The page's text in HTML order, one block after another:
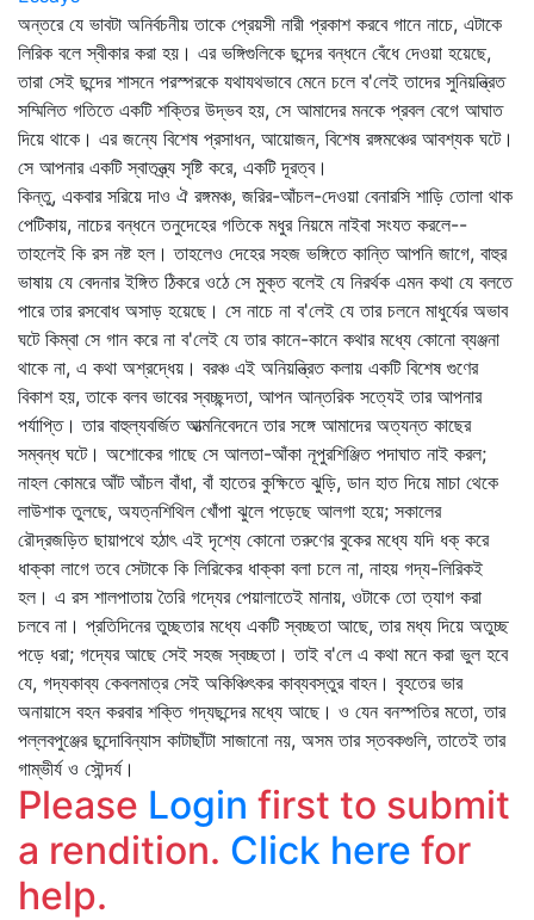
অন্তরে যে ভাবটা অনির্বচনীয় তাকে প্রেয়সী নারী প্রকাশ করবে গানে নাচে, এটাকে
লিরিক বলে স্বীকার করা হয়। এর ভঙ্গিগুলিকে ছন্দের বন্ধনে বেঁধে দেওয়া হয়েছে,
তারা সেই ছন্দের শাসনে পরস্পরকে যথাযথভাবে মেনে চলে ব'লেই তাদের সুনিয়ন্ত্রিত
সম্মিলিত গতিতে একটি শক্তির উদ্ভব হয়, সে আমাদের মনকে প্রবল বেগে আঘাত
দিয়ে থাকে। এর জন্যে বিশেষ প্রসাধন, আয়োজন, বিশেষ রঙ্গমঞ্চের আবশ্যক ঘটে।
সে আপনার একটি স্বাতন্ত্র্য সৃষ্টি করে, একটি দূরত্ব।
কিন্তু, একবার সরিয়ে দাও ঐ রঙ্গমঞ্চ, জরির-আঁচল-দেওয়া বেনারসি শাড়ি তোলা থাক
পেটিকায়, নাচের বন্ধনে তনুদেহের গতিকে মধুর নিয়মে নাইবা সংযত করলে--
তাহলেই কি রস নষ্ট হল। তাহলেও দেহের সহজ ভঙ্গিতে কান্তি আপনি জাগে, বাহুর
ভাষায় যে বেদনার ইঙ্গিত ঠিকরে ওঠে সে মুক্ত বলেই যে নিরর্থক এমন কথা যে বলতে
পারে তার রসবোধ অসাড় হয়েছে। সে নাচে না ব'লেই যে তার চলনে মাধুর্যের অভাব
ঘটে কিম্বা সে গান করে না ব'লেই যে তার কানে-কানে কথার মধ্যে কোনো ব্যঞ্জনা
থাকে না, এ কথা অশ্রদ্ধেয়। বরঞ্চ এই অনিয়ন্ত্রিত কলায় একটি বিশেষ গুণের
বিকাশ হয়, তাকে বলব ভাবের স্বচ্ছন্দতা, আপন আন্তরিক সত্যেই তার আপনার
পর্যাপ্তি। তার বাহুল্যবর্জিত আত্মনিবেদনে তার সঙ্গে আমাদের অত্যন্ত কাছের
সম্বন্ধ ঘটে। অশোকের গাছে সে আলতা-আঁকা নূপুরশিঞ্জিত পদাঘাত নাই করল;
নাহল কোমরে আঁট আঁচল বাঁধা, বাঁ হাতের কুক্ষিতে ঝুড়ি, ডান হাত দিয়ে মাচা থেকে
লাউশাক তুলছে, অযত্নশিথিল খোঁপা ঝুলে পড়েছে আলগা হয়ে; সকালের
রৌদ্রজড়িত ছায়াপথে হঠাৎ এই দৃশ্যে কোনো তরুণের বুকের মধ্যে যদি ধক্‌ করে
ধাক্কা লাগে তবে সেটাকে কি লিরিকের ধাক্কা বলা চলে না, নাহয় গদ্য-লিরিকই
হল। এ রস শালপাতায় তৈরি গদ্যের পেয়ালাতেই মানায়, ওটাকে তো ত্যাগ করা
চলবে না। প্রতিদিনের তুচ্ছতার মধ্যে একটি স্বচ্ছতা আছে, তার মধ্য দিয়ে অতুচ্ছ
পড়ে ধরা; গদ্যের আছে সেই সহজ স্বচ্ছতা। তাই ব'লে এ কথা মনে করা ভুল হবে
যে, গদ্যকাব্য কেবলমাত্র সেই অকিঞ্চিৎকর কাব্যবস্তুর বাহন। বৃহতের ভার
অনায়াসে বহন করবার শক্তি গদ্যছন্দের মধ্যে আছে। ও যেন বনস্পতির মতো, তার
পল্লবপুঞ্জের ছন্দোবিন্যাস কাটাছাঁটা সাজানো নয়, অসম তার স্তবকগুলি, তাতেই তার
গাম্ভীর্য ও সৌন্দর্য।
Please Login first to submit
a rendition. Click here for
help.